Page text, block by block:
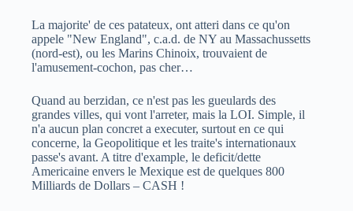
La majorite' de ces patateux, ont atteri dans ce qu'on
appele "New England", c.a.d. de NY au Massachussetts
(nord-est), ou les Marins Chinoix, trouvaient de
l'amusement-cochon, pas cher…
Quand au berzidan, ce n'est pas les gueulards des
grandes villes, qui vont l'arreter, mais la LOI. Simple, il
n'a aucun plan concret a executer, surtout en ce qui
concerne, la Geopolitique et les traite's internationaux
passe's avant. A titre d'example, le deficit/dette
Americaine envers le Mexique est de quelques 800
Milliards de Dollars – CASH !